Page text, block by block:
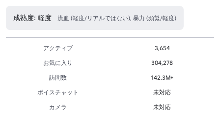
成熟度: 軽度 流血 (軽度/リアルではない), 暴力 (頻繁/軽度)
アクティブ
3,654
お気に入り
304,278
訪問数
142.3M+
ボイスチャット
未対応
カメラ
未対応